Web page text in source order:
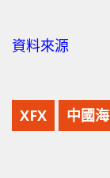
資料來源
XFX 中國